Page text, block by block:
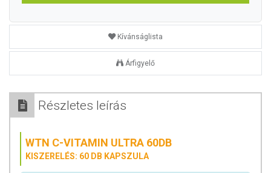
Kívánságlista
Árfigyelő
Részletes leírás
WTN C-VITAMIN ULTRA 60DB
KISZERELÉS: 60 DB KAPSZULA